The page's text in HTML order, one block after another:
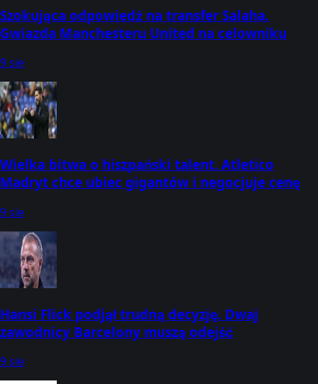
Szokująca odpowiedź na transfer Salaha.
Gwiazda Manchesteru United na celowniku
9 sie
Wielka bitwa o hiszpański talent. Atletico
Madryt chce ubiec gigantów i negocjuje cenę
9 sie
Hansi Flick podjął trudną decyzję. Dwaj
zawodnicy Barcelony muszą odejść
9 sie